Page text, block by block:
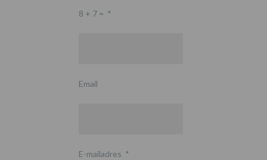
8 + 7 = *
Email
E-mailadres *